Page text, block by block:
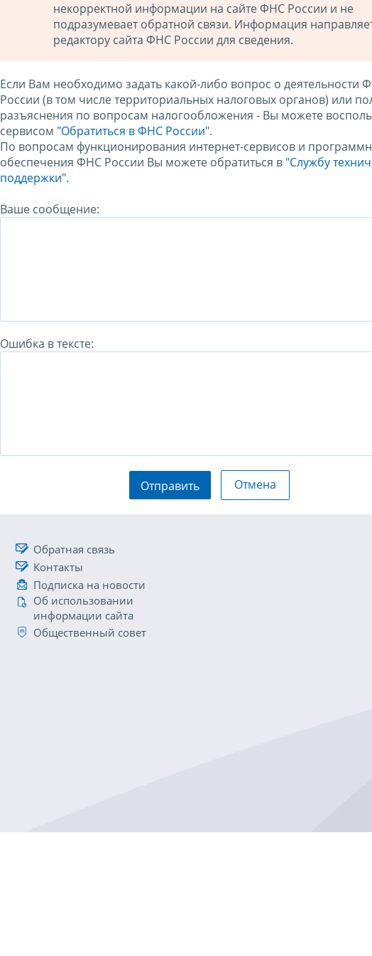
некорректной информации на сайте ФНС России и не
подразумевает обратной связи. Информация
редактору сайта ФНС России для сведения.
Если Вам необходимо задать какой-либо вопрос о деятельности
России (в том числе территориальных налоговых органов) или
разъяснения по вопросам налогообложения - Вы можете
сервисом "Обратиться в ФНС России".
По вопросам функционирования интернет-сервисов и
обеспечения ФНС России Вы можете обратиться в "Службу
поддержки".
Ваше сообщение:
Ошибка в тексте:
Отправить Отмена
Обратная связь
Контакты
Подписка на новости
Об использовании
информации сайта
Общественный совет